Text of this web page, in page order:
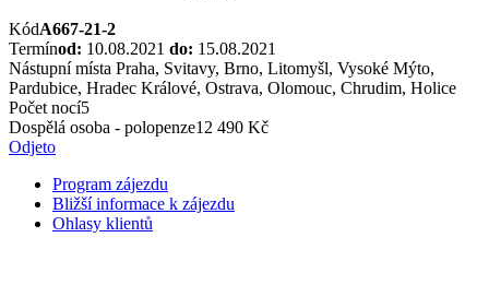
KódA667-21-2
Termínod: 10.08.2021 do: 15.08.2021
Nástupní místa Praha, Svitavy, Brno, Litomyšl, Vysoké Mýto,
Pardubice, Hradec Králové, Ostrava, Olomouc, Chrudim, Holice
Počet nocí5
Dospělá osoba - polopenze12 490 Kč
Odjeto
Program zájezdu
Bližší informace k zájezdu
Ohlasy klientů